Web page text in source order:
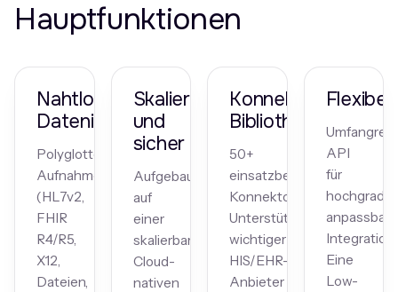
Hauptfunktionen
Nahtlose
Dateninteroperabilität
Polyglotte
Aufnahme
(HL7v2,
FHIR
R4/R5,
X12,
Dateien,
Skalierbar
und
sicher
Aufgebaut
auf
einer
skalierbaren
Cloud-
nativen
Konnektor-
Bibliothek
50+
einsatzbereite
Konnektoren,
Unterstützung
wichtiger
HIS/EHR-
Anbieter
Flexibel
API
für
hochgradig
anpassbare
Eine
Low-